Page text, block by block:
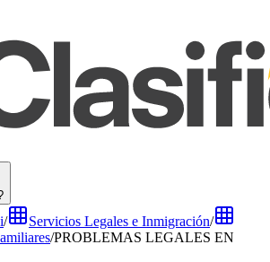
/ Servicios Legales e Inmigración/
/PROBLEMAS LEGALES EN